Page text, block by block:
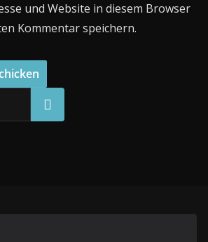
und Website in diesem Browser
Kommentar speichern.
Suchen